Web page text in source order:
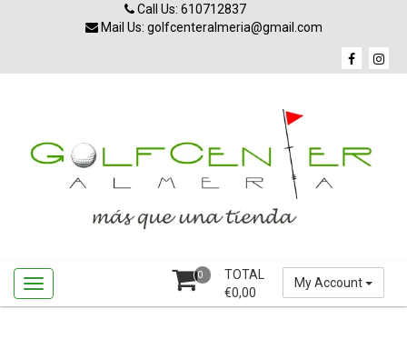
Call Us: 610712837
Mail Us: golfcenteralmeria@gmail.com
My Account
0
TOTAL
€0,00